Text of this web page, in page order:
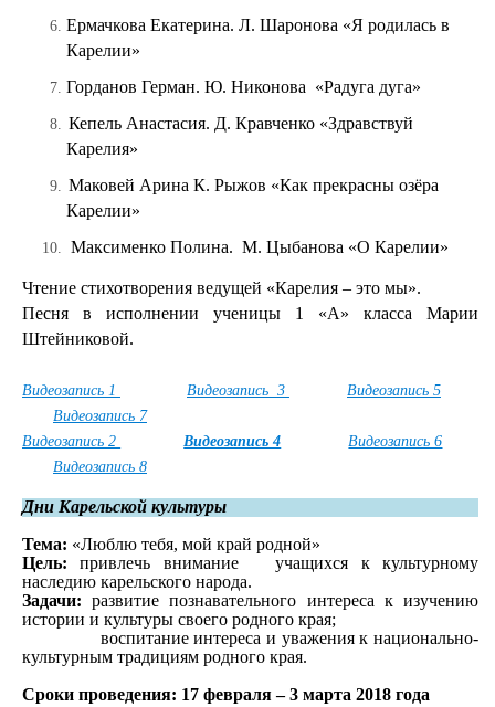
Ермачкова Екатерина. Л. Шаронова «Я родилась в
Карелии»
Горданов Герман. Ю. Никонова «Радуга дуга»
Кепель Анастасия. Д. Кравченко «Здравствуй
Карелия»
Маковей Арина К. Рыжов «Как прекрасны озёра
Карелии»
Максименко Полина. М. Цыбанова «О Карелии»
Чтение стихотворения ведущей «Карелия – это мы».
Песня в исполнении ученицы 1 «А» класса Марии
Штейниковой.
Видеозапись 1 Видеозапись 3
Видеозапись 5
Видеозапись 7
Видеозапись 2
Видеозапись 4
Видеозапись 6
Видеозапись 8
Дни Карельской культуры
Тема: «Люблю тебя, мой край родной»
Цель:привлечь внимание учащихся к культурному
наследию карельского народа.
Задачи: развитие познавательного интереса к изучению
истории и культуры своего родного края;
воспитание интереса и уважения к национально-
культурным традициям родного края.
Сроки проведения: 17 февраля – 3 марта 2018 года